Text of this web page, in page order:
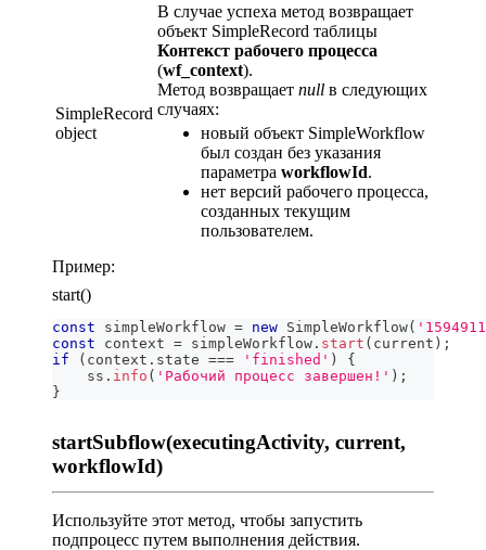
SimpleRecord
object
В случае успеха метод возвращает
объект SimpleRecord таблицы
Контекст рабочего процесса
(wf_context).
Метод возвращает null в следующих
случаях:
новый объект SimpleWorkflow
был создан без указания
параметра workflowId.
нет версий рабочего процесса,
созданных текущим
пользователем.
Пример:
start()
const simpleWorkflow = new SimpleWorkflow(
const context = simpleWorkflow . start ( current ) ;
if
( context . state === 'finished' )
{
    ss
. info ( 'Рабочий процесс завершен!' ) ;
}
startSubflow(executingActivity, current,
workflowId)
Используйте этот метод, чтобы запустить
подпроцесс путем выполнения действия.